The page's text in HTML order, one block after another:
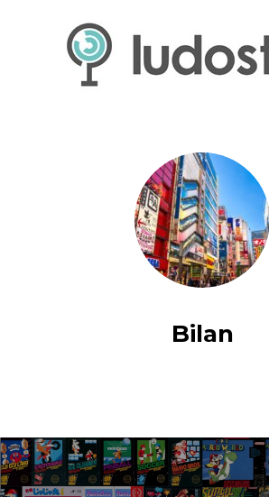
Bilan